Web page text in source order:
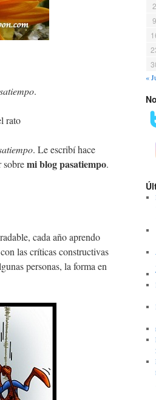
.
rato
. Le escribí hace
sobremi blog pasatiempo.
cada año aprendo
las críticas constructivas
personas, la forma en
2
9
«